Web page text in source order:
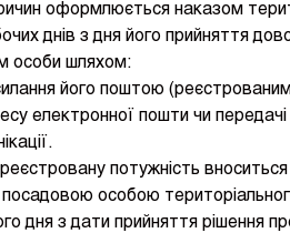
оформлюється наказом
днів з дня його прийняття
особи шляхом:
його поштою
електронної пошти чи
потужність
посадовою особою
дня з дати прийняття рішення